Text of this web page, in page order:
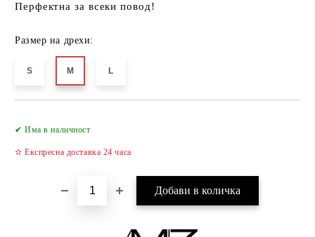
Перфектна за всеки повод!
Размер на дрехи:
S M L
✔ Има в наличност
✫ Експресна доставка 24 часа